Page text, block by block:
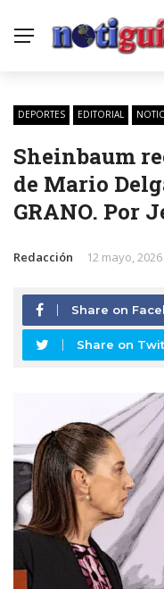
DEPORTES EDITORIAL
Sheinbaum
de Mario
GRANO. Por
Redacción 12 mayo, 2026
Share on
Share on